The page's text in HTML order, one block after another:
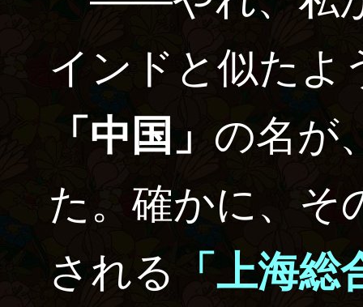
インドと似たよ
「中国」 の名が
た。確かに、そ
される
「上海総